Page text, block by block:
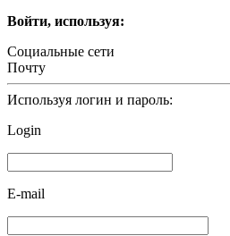
Войти, используя:
Социальные сети
Почту
Используя логин и пароль:
Login
E-mail